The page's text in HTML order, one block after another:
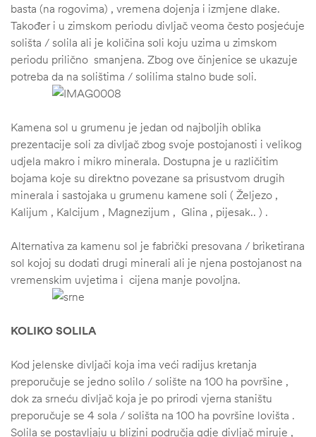
basta (na rogovima) , vremena dojenja i izmjene dlake.
Također i u zimskom periodu divljač veoma često posjećuje
solišta / solila ali je količina soli koju uzima u zimskom
periodu prilično smanjena. Zbog ove činjenice se ukazuje
potreba da na solištima / solilima stalno bude soli.
Kamena sol u grumenu je jedan od najboljih oblika
prezentacije soli za divljač zbog svoje postojanosti i velikog
udjela makro i mikro minerala. Dostupna je u različitim
bojama koje su direktno povezane sa prisustvom drugih
minerala i sastojaka u grumenu kamene soli ( Željezo ,
Kalijum , Kalcijum , Magnezijum , Glina , pijesak.. ) .
Alternativa za kamenu sol je fabrički presovana / briketirana
sol kojoj su dodati drugi minerali ali je njena postojanost na
vremenskim uvjetima i cijena manje povoljna.
KOLIKO SOLILA
Kod jelenske divljači koja ima veći radijus kretanja
preporučuje se jedno solilo / solište na 100 ha površine ,
dok za srneću divljač koja je po prirodi vjerna staništu
preporučuje se 4 sola / solišta na 100 ha površine lovišta .
Solila se postavljaju u blizini područja gdje divljač miruje ,